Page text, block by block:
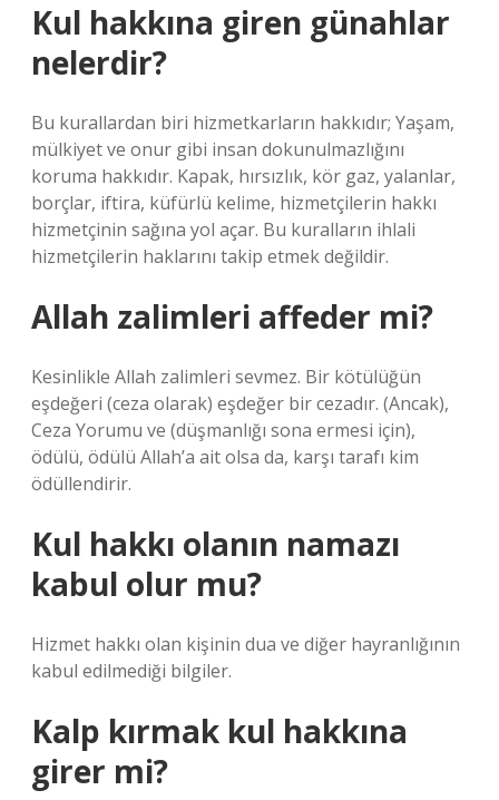
Kul hakkına giren günahlar
nelerdir?
Bu kurallardan biri hizmetkarların hakkıdır; Yaşam,
mülkiyet ve onur gibi insan dokunulmazlığını
koruma hakkıdır. Kapak, hırsızlık, kör gaz, yalanlar,
borçlar, iftira, küfürlü kelime, hizmetçilerin hakkı
hizmetçinin sağına yol açar. Bu kuralların ihlali
hizmetçilerin haklarını takip etmek değildir.
Allah zalimleri affeder mi?
Kesinlikle Allah zalimleri sevmez. Bir kötülüğün
eşdeğeri (ceza olarak) eşdeğer bir cezadır. (Ancak),
Ceza Yorumu ve (düşmanlığı sona ermesi için),
ödülü, ödülü Allah’a ait olsa da, karşı tarafı kim
ödüllendirir.
Kul hakkı olanın namazı
kabul olur mu?
Hizmet hakkı olan kişinin dua ve diğer hayranlığının
kabul edilmediği bilgiler.
Kalp kırmak kul hakkına
girer mi?